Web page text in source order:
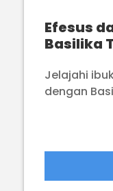
Efesus
Basilika
Jelajahi
dengan